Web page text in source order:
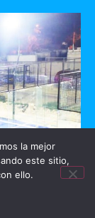
la mejor
este sitio,
ello.